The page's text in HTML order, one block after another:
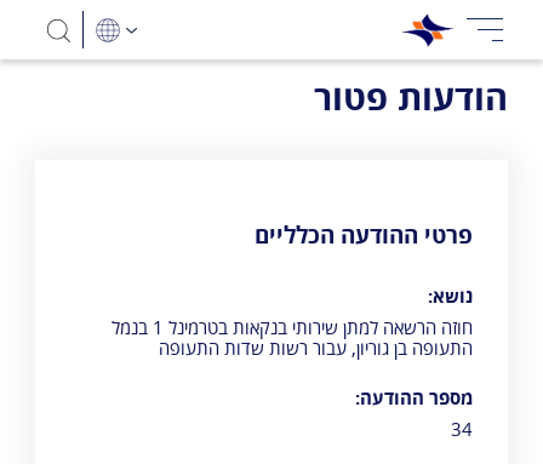
הודעות פטור
פרטי ההודעה הכלליים
נושא:
חוזה הרשאה למתן שירותי בנקאות בטרמינל 1 בנמל
התעופה בן גוריון, עבור רשות שדות התעופה
מספר ההודעה:
34